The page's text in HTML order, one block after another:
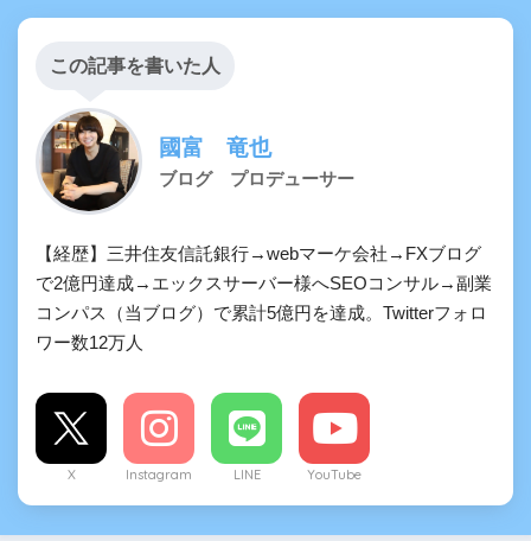
この記事を書いた人
國富 竜也
ブログ プロデューサー
【経歴】三井住友信託銀行→webマーケ会社→FXブログ
で2億円達成→エックスサーバー様へSEOコンサル→副業
コンパス（当ブログ）で累計5億円を達成。Twitterフォロ
ワー数12万人
X Instagram LINE YouTube